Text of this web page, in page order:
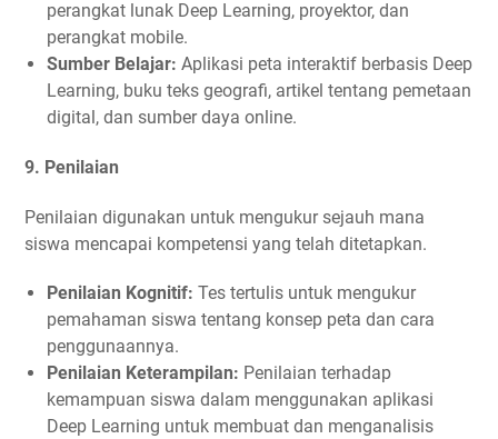
perangkat lunak Deep Learning, proyektor, dan
perangkat mobile.
Sumber Belajar: Aplikasi peta interaktif berbasis Deep
Learning, buku teks geografi, artikel tentang pemetaan
digital, dan sumber daya online.
9. Penilaian
Penilaian digunakan untuk mengukur sejauh mana
siswa mencapai kompetensi yang telah ditetapkan.
Penilaian Kognitif: Tes tertulis untuk mengukur
pemahaman siswa tentang konsep peta dan cara
penggunaannya.
Penilaian Keterampilan: Penilaian terhadap
kemampuan siswa dalam menggunakan aplikasi
Deep Learning untuk membuat dan menganalisis